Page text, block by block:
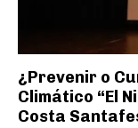
¿Prevenir o
Climático “El
Costa